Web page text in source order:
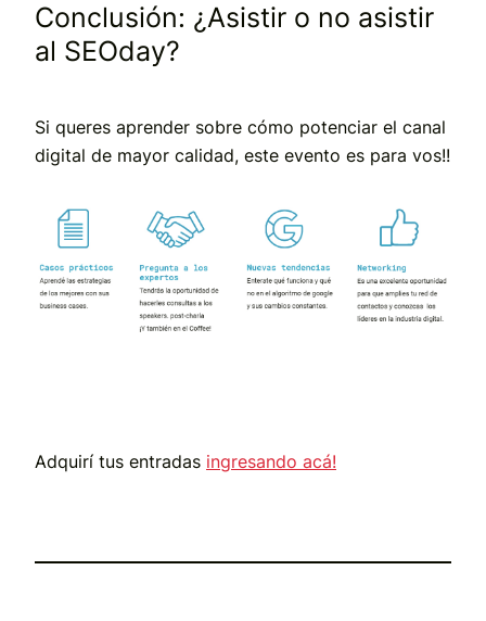
Conclusión: ¿Asistir o no asistir
al SEOday?
Si queres aprender sobre cómo potenciar el canal
digital de mayor calidad, este evento es para vos!!
Adquirí tus entradas ingresando acá!